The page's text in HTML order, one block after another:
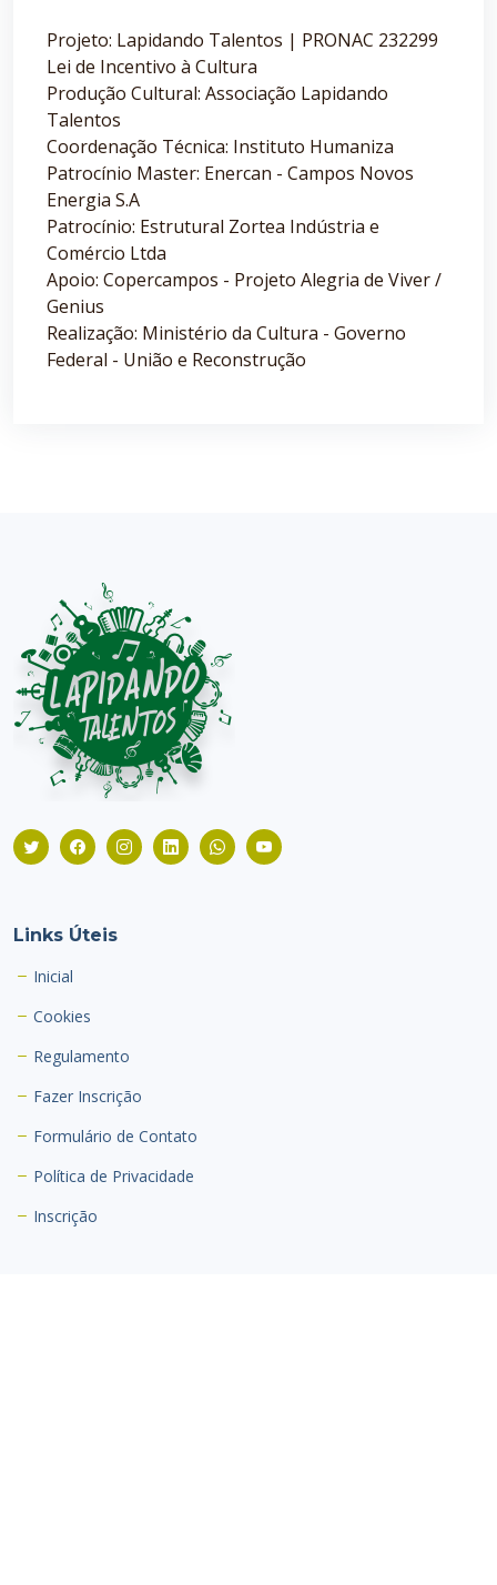
Projeto: Lapidando Talentos | PRONAC 232299
Lei de Incentivo à Cultura
Produção Cultural: Associação Lapidando
Talentos
Coordenação Técnica: Instituto Humaniza
Patrocínio Master: Enercan - Campos Novos
Energia S.A
Patrocínio: Estrutural Zortea Indústria e
Comércio Ltda
Apoio: Copercampos - Projeto Alegria de Viver /
Genius
Realização: Ministério da Cultura - Governo
Federal - União e Reconstrução
Links Úteis
Inicial
Cookies
Regulamento
Fazer Inscrição
Formulário de Contato
Política de Privacidade
Inscrição